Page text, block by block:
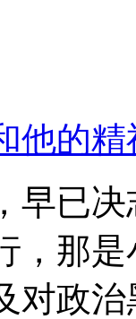
他的
早已
，那
对政